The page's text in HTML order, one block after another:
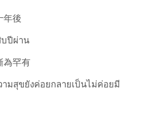
年後
ปีผ่าน
為罕有
มสุขยังค่อยกลายเป็นไม่ค่อยมี